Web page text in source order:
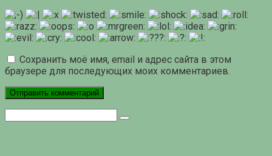
Сохранить моё имя, email и адрес сайта в этом
браузере для последующих моих комментариев.